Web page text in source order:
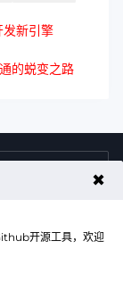
发新引擎
的蜕变之路
✖
开源工具，欢迎